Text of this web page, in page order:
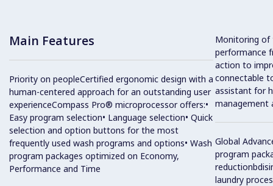
Main Features
Priority on peopleCertified ergonomic design with a
human-centered approach for an outstanding user
experienceCompass Pro® microprocessor offers:•
Easy program selection• Language selection• Quick
selection and option buttons for the most
frequently used wash programs and options• Wash
program packages optimized on Economy,
Performance and Time
Monitoring of
performance
action to
connectable
assistant for
management
Global
program
laundry